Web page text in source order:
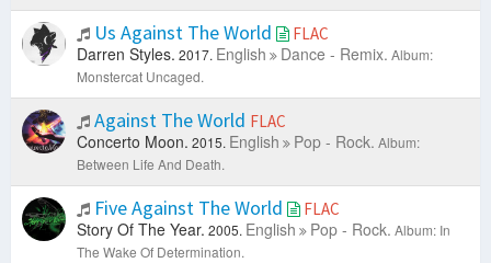
Us Against The World FLAC
Darren Styles. 2017. English Dance - Remix. Album:
Monstercat Uncaged.
Against The World FLAC
Concerto Moon. 2015. English Pop - Rock. Album:
Between Life And Death.
Five Against The World FLAC
Story Of The Year. 2005. English Pop - Rock. Album: In
The Wake Of Determination.